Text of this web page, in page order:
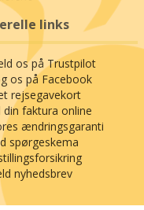
links
os på Trustpilot
os på Facebook
rejsegavekort
din faktura online
ændringsgaranti
spørgeskema
nyhedsbrev